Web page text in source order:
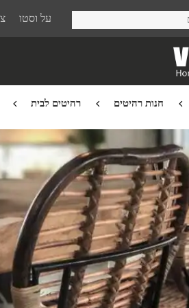
על וסטו
חנות רהיטים רהיטים לבית